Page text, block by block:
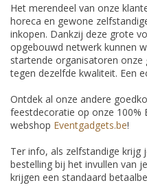
Het merendeel van onze
horeca en gewone
inkopen. Dankzij deze grote
opgebouwd netwerk kunnen
startende organisatoren
tegen dezelfde kwaliteit. Een
Ontdek al onze andere
feestdecoratie op onze 100%
webshop Eventgadgets.be!
Ter info, als zelfstandige krijg
bestelling bij het invullen van
krijgen een standaard